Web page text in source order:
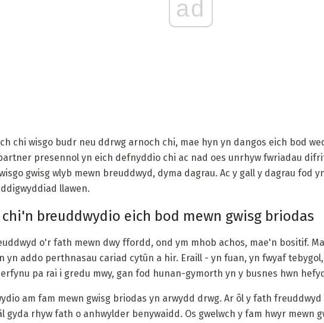
ad
chi wisgo budr neu ddrwg arnoch chi, mae hyn yn dangos eich bod
presennol yn eich defnyddio chi ac nad oes unrhyw fwriadau
gwisg wlyb mewn breuddwyd, dyma dagrau. Ac y gall y dagrau fod
llawen.
chi'n breuddwydio eich bod mewn gwisg briodas
o'r fath mewn dwy ffordd, ond ym mhob achos, mae'n bositif.
yn addo perthnasau cariad cytûn a hir. Eraill - yn fuan, yn fwyaf
pa rai i gredu mwy, gan fod hunan-gymorth yn y busnes hwn
am fam mewn gwisg briodas yn arwydd drwg. Ar ôl y fath
gyda rhyw fath o anhwylder benywaidd. Os gwelwch y fam hwyr mewn